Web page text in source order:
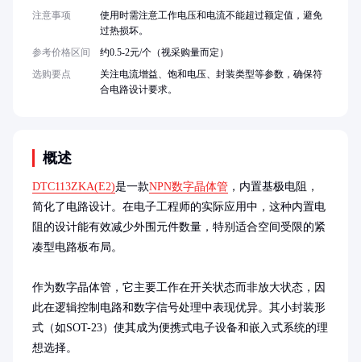
概述
DTC113ZKA(E2)是一款NPN数字晶体管 ，内置基极电阻，
简化了电路设计。在电子工程师的实际应用中，这种内置电
阻的设计能有效减少外围元件数量，特别适合空间受限的紧
凑型电路板布局。
作为数字晶体管，它主要工作在开关状态而非放大状态，因
此在逻辑控制电路和数字信号处理中表现优异。其小封装形
式（如SOT-23）使其成为便携式电子设备和嵌入式系统的理
想选择。
注意事项
使用时需注意工作电压和电流不能超过额定值，避免
过热损坏。
参考价格区间
约0.5-2元/个（视采购量而定）
选购要点
关注电流增益、饱和电压、封装类型等参数，确保符
合电路设计要求。